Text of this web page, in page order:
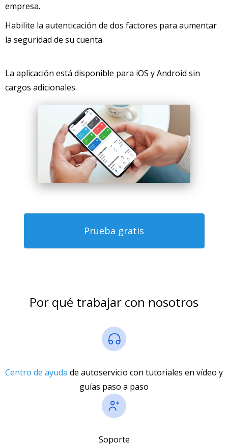
empresa.
Habilite la autenticación de dos factores para aumentar
la seguridad de su cuenta.
La aplicación está disponible para iOS y Android sin
cargos adicionales.
Prueba gratis
Por qué trabajar con nosotros
Centro de ayuda de autoservicio con tutoriales en vídeo y
guías paso a paso
Soporte